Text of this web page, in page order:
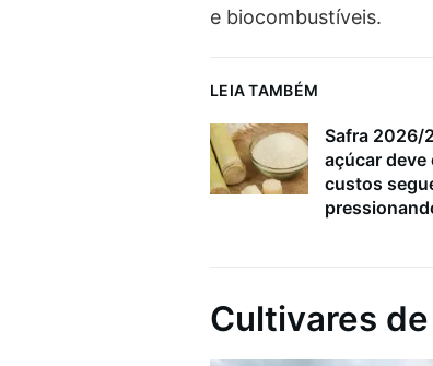
e biocombustíveis.
LEIA TAMBÉM
Safra 2026/
açúcar deve
custos
Cultivares